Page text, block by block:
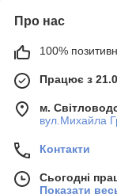
Про нас
100%
Працює з
м.
вул.Михайла
Контакти
Сьогодні
Показати